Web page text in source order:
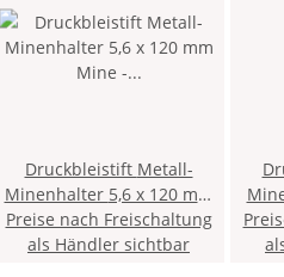
Druckbleistift Metall-
Minenhalter 5,6 x 120 mm
Mine - Rosa / Bordeaux rot
- inklusive Minenspitzer >
Preise nach Freischaltung
als Händler sichtbar